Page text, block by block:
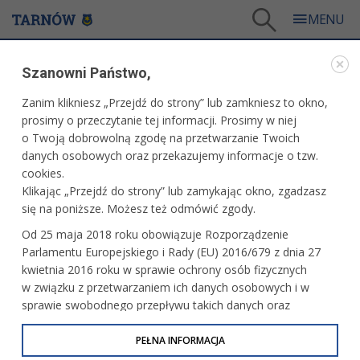
Ostatnie przygotowania przed Kryterium Kolarskim w Tarnowie - konferencja prasowa w
WARTO ZOBACZYĆ
OSTATNIE PRZYGOTOWANIA PRZED KRYTERIUM
KOLARSKIM W TARNOWIE - KONFERENCJA
PRASOWA W GEMINI PARK TARNÓW
Szanowni Państwo,
Zanim klikniesz „Przejdź do strony” lub zamkniesz to okno,
prosimy o przeczytanie tej informacji. Prosimy w niej
o Twoją dobrowolną zgodę na przetwarzanie Twoich
danych osobowych oraz przekazujemy informacje o tzw.
cookies.
Klikając „Przejdź do strony” lub zamykając okno, zgadzasz
się na poniższe. Możesz też odmówić zgody.
Od 25 maja 2018 roku obowiązuje Rozporządzenie
Parlamentu Europejskiego i Rady (EU) 2016/679 z dnia 27
kwietnia 2016 roku w sprawie ochrony osób fizycznych
w związku z przetwarzaniem ich danych osobowych i w
sprawie swobodnego przepływu takich danych oraz
uchylenia dyrektywy 95/46/WE (określane jako RODO, GDPR
lub Ogólne Rozporządzenie o Ochronie Danych
PEŁNA INFORMACJA